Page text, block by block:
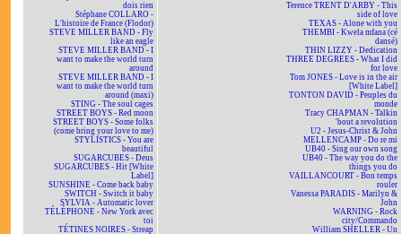
dois rien
Stéphane COLLARO -
L'histoire de France (Flodor)
STEVE MILLER BAND - Fly
like an eagle
STEVE MILLER BAND - I
want to make the world turn
around
STEVE MILLER BAND - I
want to make the world turn
around (maxi)
STING - The soul cages
STREET BOYS - Red moon
STREET BOYS - Some folks
(come bring your love to me)
STYLISTICS - You are
beautiful
SUGARCUBES - Deus
SUGARCUBES - Hit [White
Label]
SUNSHINE - Come back baby
SWITCH - Switch it baby
SYLVIA - Automatic lover
TÉLÉPHONE - New York avec
toi
TÉTINES NOIRES - Streap
Terence TRENT D'ARBY - This
side of love
TEXAS - Alone with you
THEMBI - Kwela mfana (cé
dansé)
THIN LIZZY - Dedication
THREE DEGREES - What I did
for love
Tom JONES - Love is in the air
[White Label]
TONTON DAVID - Peuples du
monde
Tracy CHAPMAN - Talkin
'bout a revolution
U2 - Jesus-Christ & John
MELLENCAMP - Do re mi
UB40 - Sing our own song
UB40 - The way you do the
things you do
VAILLANCOURT - Bon temps
rouler
Vanessa PARADIS - Marilyn &
John
WARNING - Rock
city/Commando
William SHELLER - Un